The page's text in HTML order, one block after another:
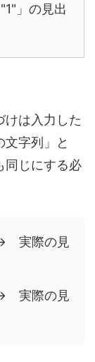
」の見出
けは入力した
字列」と
同じにする必
実際の見
実際の見